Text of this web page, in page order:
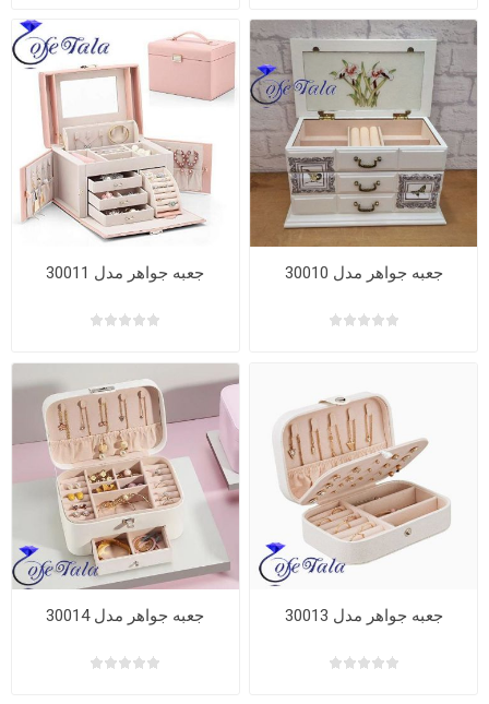
جعبه جواهر مدل 30010 جعبه جواهر مدل 30011
جعبه جواهر مدل 30013 جعبه جواهر مدل 30014